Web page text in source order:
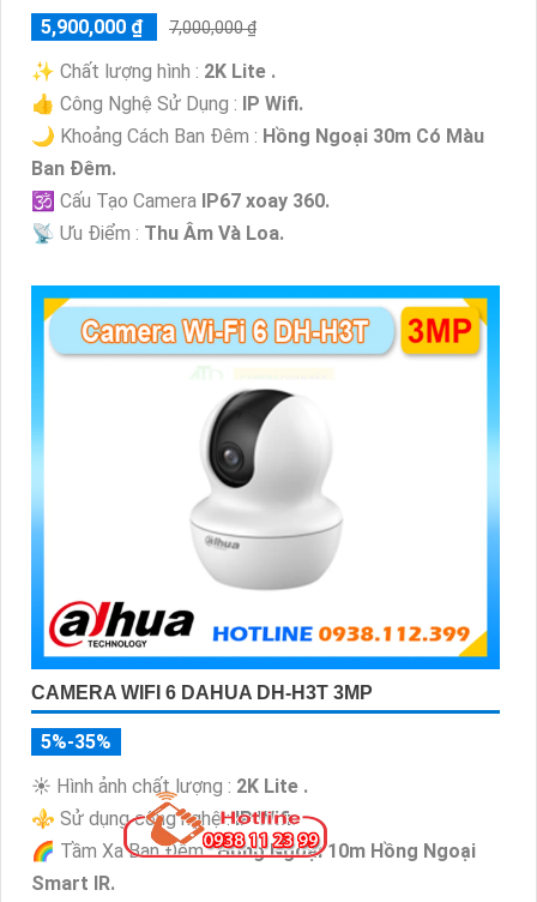
5,900,000 ₫ 7,000,000 ₫
✨ Chất lượng hình : 2K Lite .
👍 Công Nghệ Sử Dụng :
IP Wifi.
🌙 Khoảng Cách Ban Đêm : Hồng Ngoại 30m Có Màu
Ban Ðêm.
🕉️ Cấu Tạo Camera IP67 xoay 360.
️📡 Ưu Điểm : Thu Âm Và Loa.
CAMERA WIFI 6 DAHUA DH-H3T 3MP
5%-35%
☀️ Hình ảnh chất lượng : 2K Lite .
⚜️ Sử dụng công nghệ :IP Wifi.
🌈 Tầm Xa Ban Đêm :Hồng Ngoại 10m Hồng Ngoại
Smart IR.